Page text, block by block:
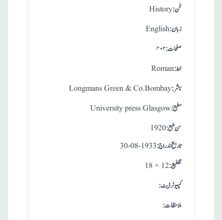
History :فن
English:زبان
۴۰۲:صفحات
Roman:خط
Longmans Green & Co.Bombay :ناشر
University press Glasgow :مطبع
1920: سن طبع
30-08-1933 : تاريخ اندراج
18 × 12 :تقطيع
:کمپیوٹر ڈیٹ
:ملاحظات